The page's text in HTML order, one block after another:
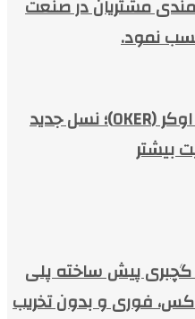
مشتریان در صنعت
نمود.
معرفی کرکره فولادی اوکر (OKER)؛ نسل جدید
بیشتر
گچبری پیش ساخته پلی
فوری و بدون تخریب